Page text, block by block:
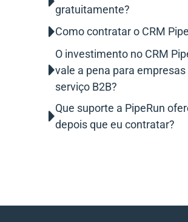
gratuitamente?
Como contratar o CRM
O investimento no CRM
vale a pena para empresas
serviço B2B?
Que suporte a PipeRun
depois que eu contratar?